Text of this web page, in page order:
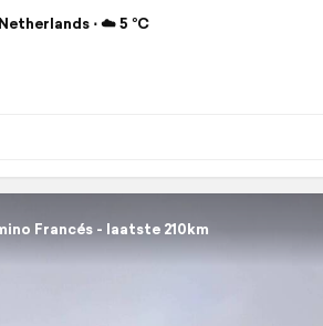
⋅ ☁️ 5 °C
Francés - laatste 210km